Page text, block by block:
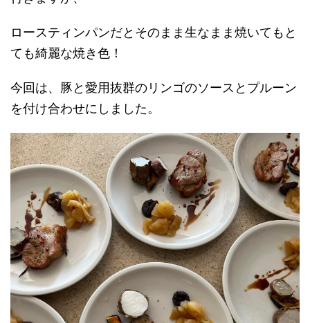
ロースティンパンだとそのまま生なまま焼いてもと
ても綺麗な焼き色！
今回は、豚と愛用抜群のリンゴのソースとプルーン
を付け合わせにしました。